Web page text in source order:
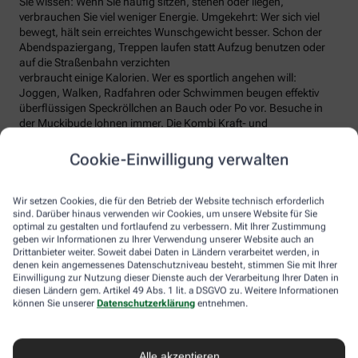
Cookie-Einwilligung verwalten
Wir setzen Cookies, die für den Betrieb der Website technisch erforderlich
sind. Darüber hinaus verwenden wir Cookies, um unsere Website für Sie
optimal zu gestalten und fortlaufend zu verbessern. Mit Ihrer Zustimmung
geben wir Informationen zu Ihrer Verwendung unserer Website auch an
Drittanbieter weiter. Soweit dabei Daten in Ländern verarbeitet werden, in
denen kein angemessenes Datenschutzniveau besteht, stimmen Sie mit Ihrer
Einwilligung zur Nutzung dieser Dienste auch der Verarbeitung Ihrer Daten in
diesen Ländern gem. Artikel 49 Abs. 1 lit. a DSGVO zu. Weitere Informationen
können Sie unserer Datenschutzerklärung entnehmen.
verbrauchen Sie viel weniger Energie. Umgekehrt: Wer sich viel
bewegt, hält sein erreichtes Wunschgewicht besser. Schon der
Abendspaziergang, Treppen laufen statt Aufzug benutzen oder
auf die Straßenbahn verzichten
verbraucht einige Kalorien. Wer es sportlich angehen will:
Joggen, Walken, Radfahren oder Schwimmen beugen effektiv
überflüssigen Speckröllchen an Bauch oder Po vor. Besuche in
der Muckibude lohnen immer. Die Kombi Kraft- und
Körperfülle zu Leibe zu rücken.
Gut durch den Tag
Jetzt gilt es zum Schluss nur noch, mit Genuss durch den Tag zu
kommen. Ein Vorschlag zum Ausprobieren: Essen Sie etwa zum
Frühstück statt Toast Vollkornbrot. Es hält den Blutzuckerspiegel
konstant, versorgt mit Energie und beugt Heißhungerattacken vor.
Der Apfel oder Joghurt mit Früchten als Zwischenmahlzeit
schmeckt süß, ist aber nährstoffreicher und kalorienärmer als der
größer als die Nudelration ist. Mageres Fleisch oder Fisch ist drei